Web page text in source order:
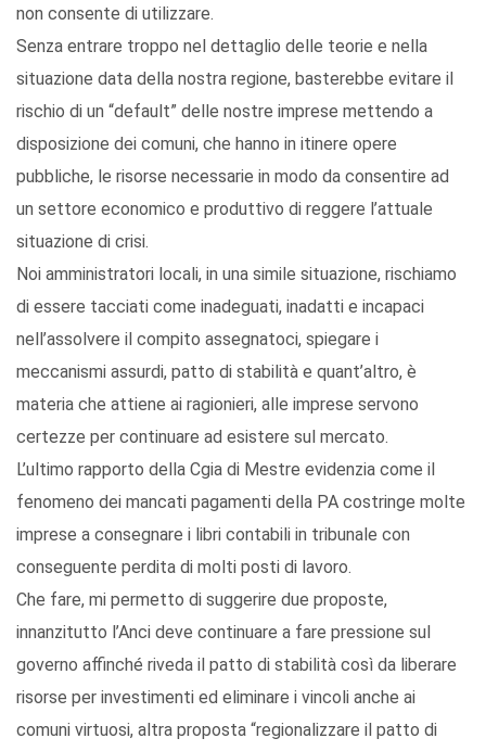
non consente di utilizzare.
Senza entrare troppo nel dettaglio delle teorie e nella
situazione data della nostra regione, basterebbe evitare il
rischio di un “default” delle nostre imprese mettendo a
disposizione dei comuni, che hanno in itinere opere
pubbliche, le risorse necessarie in modo da consentire ad
un settore economico e produttivo di reggere l’attuale
situazione di crisi.
Noi amministratori locali, in una simile situazione, rischiamo
di essere tacciati come inadeguati, inadatti e incapaci
nell’assolvere il compito assegnatoci, spiegare i
meccanismi assurdi, patto di stabilità e quant’altro, è
materia che attiene ai ragionieri, alle imprese servono
certezze per continuare ad esistere sul mercato.
L’ultimo rapporto della Cgia di Mestre evidenzia come il
fenomeno dei mancati pagamenti della PA costringe molte
imprese a consegnare i libri contabili in tribunale con
conseguente perdita di molti posti di lavoro.
Che fare, mi permetto di suggerire due proposte,
innanzitutto l’Anci deve continuare a fare pressione sul
governo affinché riveda il patto di stabilità così da liberare
risorse per investimenti ed eliminare i vincoli anche ai
comuni virtuosi, altra proposta “regionalizzare il patto di